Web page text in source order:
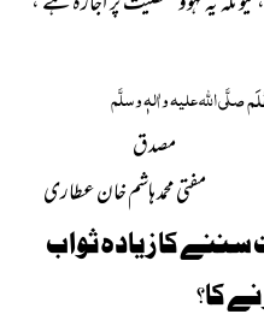
صلَّی اللہ علیہ واٰلہٖ وسلَّم
محمد ہاشم خان عطاری
سننے کا زیادہ ثواب
کا؟